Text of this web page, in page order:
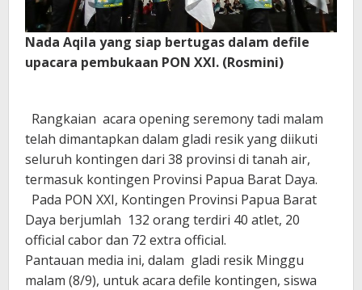
Nada Aqila yang siap bertugas dalam defile
upacara pembukaan PON XXI. (Rosmini)
Rangkaian acara opening seremony tadi malam
telah dimantapkan dalam gladi resik yang diikuti
seluruh kontingen dari 38 provinsi di tanah air,
termasuk kontingen Provinsi Papua Barat Daya.
Pada PON XXI, Kontingen Provinsi Papua Barat
Daya berjumlah 132 orang terdiri 40 atlet, 20
official cabor dan 72 extra official.
Pantauan media ini, dalam gladi resik Minggu
malam (8/9), untuk acara defile kontingen, siswa